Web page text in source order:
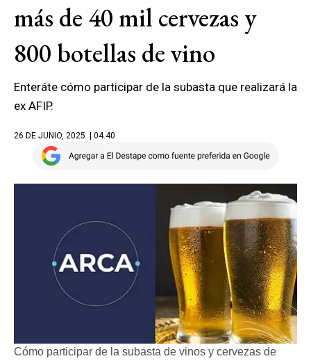
más de 40 mil cervezas y
800 botellas de vino
Enteráte cómo participar de la subasta que realizará la
ex AFIP.
26 DE JUNIO, 2025 | 04.40
Cómo participar de la subasta de vinos y cervezas de